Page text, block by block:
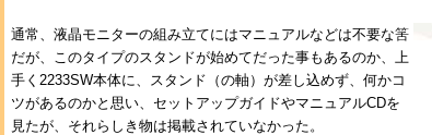
通常、液晶モニターの組み立てにはマニュアルなどは不要な筈
だが、このタイプのスタンドが始めてだった事もあるのか、上
手く2233SW本体に、スタンド（の軸）が差し込めず、何かコ
ツがあるのかと思い、セットアップガイドやマニュアルCDを
見たが、それらしき物は掲載されていなかった。